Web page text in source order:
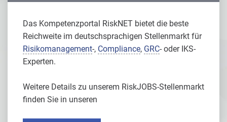
Das Kompetenzportal RiskNET bietet die beste
Reichweite im deutschsprachigen Stellenmarkt für
Risikomanagement-, Compliance, GRC- oder IKS-
Experten.
Weitere Details zu unserem RiskJOBS-Stellenmarkt
finden Sie in unseren